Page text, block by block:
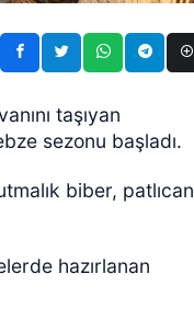
taşıyan
sezonu başladı.
biber, patlıcan
hazırlanan